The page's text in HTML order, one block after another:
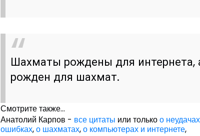
Шахматы рождены для интернета,
рожден для шахмат.
Смотрите также...
Анатолий Карпов - все цитаты или толькоо
ошибках,о шахматах,о компьютерах и интернете,